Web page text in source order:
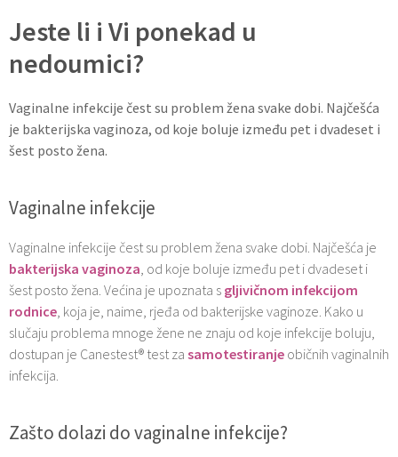
Jeste li i Vi ponekad u
nedoumici?
Vaginalne infekcije čest su problem žena svake dobi. Najčešća
je bakterijska vaginoza, od koje boluje između pet i dvadeset i
šest posto žena.
Vaginalne infekcije
Vaginalne infekcije čest su problem žena svake dobi. Najčešća je
bakterijska vaginoza , od koje boluje između pet i dvadeset i
šest posto žena. Većina je upoznata s gljivičnom infekcijom
rodnice , koja je, naime, rjeđa od bakterijske vaginoze. Kako u
slučaju problema mnoge žene ne znaju od koje infekcije boluju,
dostupan je Canestest® test za samotestiranje običnih vaginalnih
infekcija.
Zašto dolazi do vaginalne infekcije?